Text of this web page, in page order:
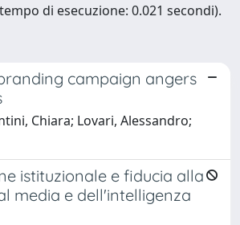
di esecuzione: 0.021 secondi).
campaign angers
Chiara; Lovari, Alessandro;
istituzionale e fiducia alla
media e dell'intelligenza